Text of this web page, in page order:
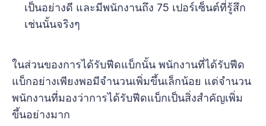
เป็นอย่างดี และมีพนักงานถึง 75 เปอร์เซ็นต์ที่รู้สึก
เช่นนั้นจริงๆ
ในส่วนของการได้รับฟีดแบ็กนั้น พนักงานที่ได้รับฟีด
แบ็กอย่างเพียงพอมีจำนวนเพิ่มขึ้นเล็กน้อย แต่จำนวน
พนักงานที่มองว่าการได้รับฟีดแบ็กเป็นสิ่งสำคัญเพิ่ม
ขึ้นอย่างมาก